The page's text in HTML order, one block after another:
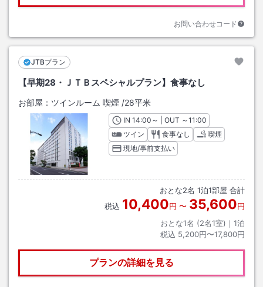
お問い合わせコード
JTBプラン
【早期28・ＪＴＢスペシャルプラン】食事なし
お部屋： ツインルーム 喫煙 /28平米
INチェックイン
14:00 ～ | OUT チェックアウト
～11:00
ツイン
食事なし
喫煙
現地/事前支払い
おとな2名 1泊1部屋 合計
税込 10,400円 〜 35,600円
おとな1名 (2名1室)｜ 1泊
税込 5,200円〜17,800円
プランの詳細を見る